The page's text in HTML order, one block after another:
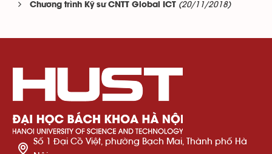
Chương trình Kỹ sư CNTT Global ICT (20/11/2018)
Số 1 Đại Cồ Việt, phường Bạch Mai, Thành phố Hà